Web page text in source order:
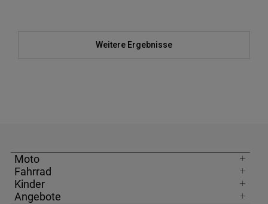
Weitere Ergebnisse
Moto
Fahrrad
Kinder
Angebote